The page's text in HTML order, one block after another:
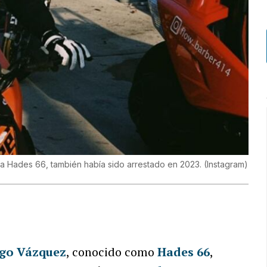
Hades 66, también había sido arrestado en 2023. ( Instagram)
Vázquez, conocido comoHades 66,